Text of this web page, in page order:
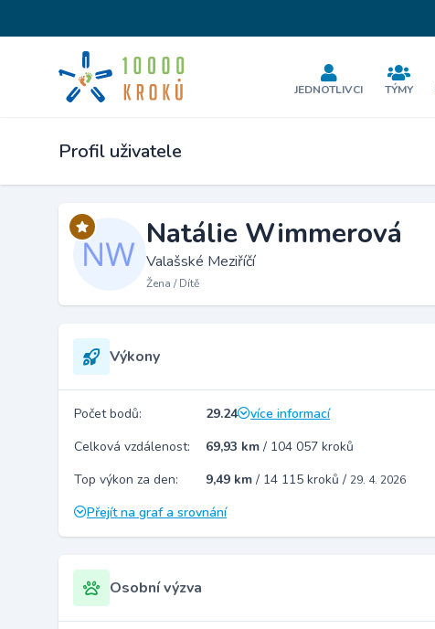
JEDNOTLIVCI TÝMY
Profil uživatele
Natálie Wimmerová
Valašské Meziříčí
Žena / Dítě
Výkony
Počet bodů: 29.24
více informací
Celková vzdálenost:
69,93 km / 104 057 kroků
Top výkon za den:
9,49 km / 14 115 kroků / 29. 4. 2026
Přejít na graf a srovnání
Osobní výzva